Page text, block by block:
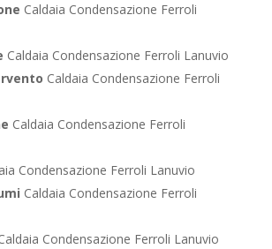
Caldaia Condensazione Ferroli
Caldaia Condensazione Ferroli Lanuvio
Caldaia Condensazione Ferroli
Caldaia Condensazione Ferroli
Condensazione Ferroli Lanuvio
Caldaia Condensazione Ferroli
Condensazione Ferroli Lanuvio